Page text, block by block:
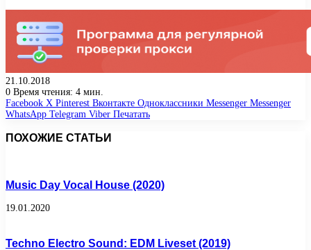
21.10.2018
0 Время чтения: 4 мин.
Facebook X Pinterest Вконтакте Одноклассники Messenger Messenger
WhatsApp Telegram Viber Печатать
ПОХОЖИЕ СТАТЬИ
Music Day Vocal House (2020)
19.01.2020
Techno Electro Sound: EDM Liveset (2019)